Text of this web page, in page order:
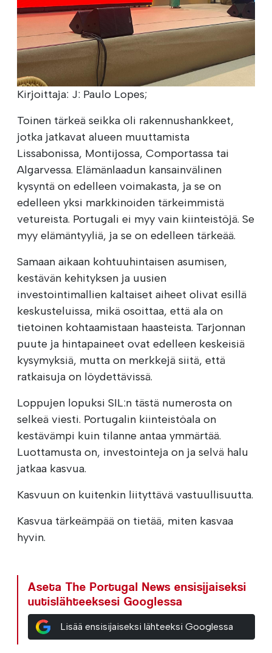
Kirjoittaja: J: Paulo Lopes;
Toinen tärkeä seikka oli rakennushankkeet,
jotka jatkavat alueen muuttamista
Lissabonissa, Montijossa, Comportassa tai
Algarvessa. Elämänlaadun kansainvälinen
kysyntä on edelleen voimakasta, ja se on
edelleen yksi markkinoiden tärkeimmistä
vetureista. Portugali ei myy vain kiinteistöjä. Se
myy elämäntyyliä, ja se on edelleen tärkeää.
Samaan aikaan kohtuuhintaisen asumisen,
kestävän kehityksen ja uusien
investointimallien kaltaiset aiheet olivat esillä
keskusteluissa, mikä osoittaa, että ala on
tietoinen kohtaamistaan haasteista. Tarjonnan
puute ja hintapaineet ovat edelleen keskeisiä
kysymyksiä, mutta on merkkejä siitä, että
ratkaisuja on löydettävissä.
Loppujen lopuksi SIL:n tästä numerosta on
selkeä viesti. Portugalin kiinteistöala on
kestävämpi kuin tilanne antaa ymmärtää.
Luottamusta on, investointeja on ja selvä halu
jatkaa kasvua.
Kasvuun on kuitenkin liityttävä vastuullisuutta.
Kasvua tärkeämpää on tietää, miten kasvaa
hyvin.
Aseta The Portugal News ensisijaiseksi
uutislähteeksesi Googlessa
Lisää ensisijaiseksi lähteeksi Googlessa